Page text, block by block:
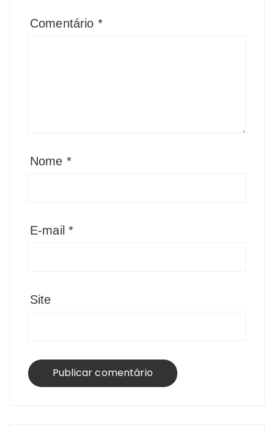
Comentário *
Nome *
E-mail*
Site